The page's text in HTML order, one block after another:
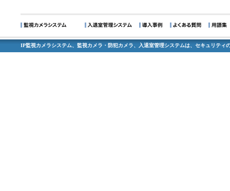
IP監視カメラシステム、監視カメラ・防犯カメラ、入退室管理システムは、セキュリティ